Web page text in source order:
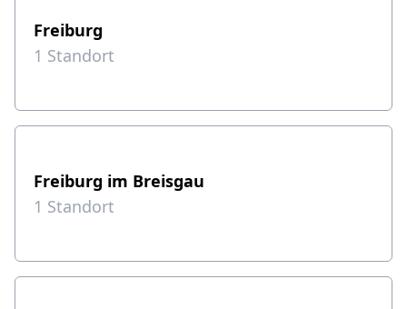
Freiburg
1 Standort
Freiburg im Breisgau
1 Standort